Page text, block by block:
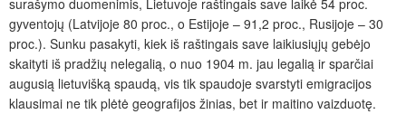
surašymo duomenimis, Lietuvoje raštingais save laikė 54 proc.
gyventojų (Latvijoje 80 proc., o Estijoje – 91,2 proc., Rusijoje – 30
proc.). Sunku pasakyti, kiek iš raštingais save laikiusiųjų gebėjo
skaityti iš pradžių nelegalią, o nuo 1904 m. jau legalią ir sparčiai
augusią lietuvišką spaudą, vis tik spaudoje svarstyti emigracijos
klausimai ne tik plėtė geografijos žinias, bet ir maitino vaizduotę.